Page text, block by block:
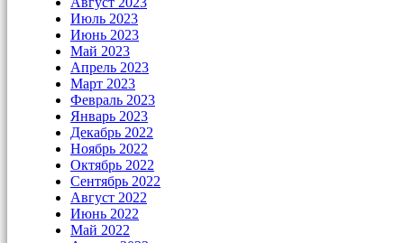
Июль 2023
Июнь 2023
Май 2023
Апрель 2023
Март 2023
Февраль 2023
Январь 2023
Декабрь 2022
Ноябрь 2022
Октябрь 2022
Сентябрь 2022
Август 2022
Июнь 2022
Май 2022